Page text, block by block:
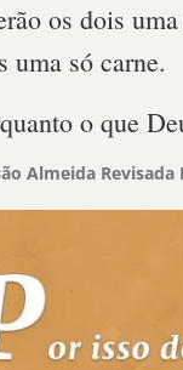
os dois
uma só carne.
o que
Almeida